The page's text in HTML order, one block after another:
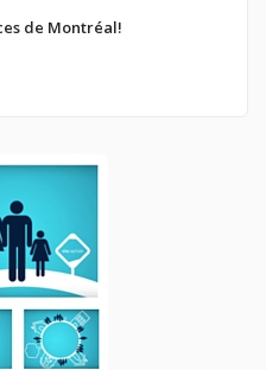
de Montréal!